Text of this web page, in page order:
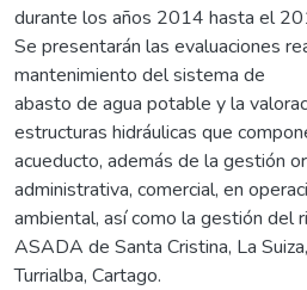
durante los años 2014 hasta el
Se presentarán las evaluaciones
mantenimiento del sistema de
abasto de agua potable y la
estructuras hidráulicas que
acueducto, además de la gestión
administrativa, comercial, en
ambiental, así como la gestión del
ASADA de Santa Cristina, La Suiza,
Turrialba, Cartago.